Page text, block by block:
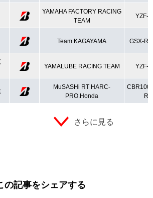
YAMAHA FACTORY RACING
TEAM
YZF-
Team KAGAYAMA GSX-
YAMALUBE RACING TEAM YZF-
MuSASHi RT HARC-
PRO.Honda
R
さらに見る
の記事をシェアする